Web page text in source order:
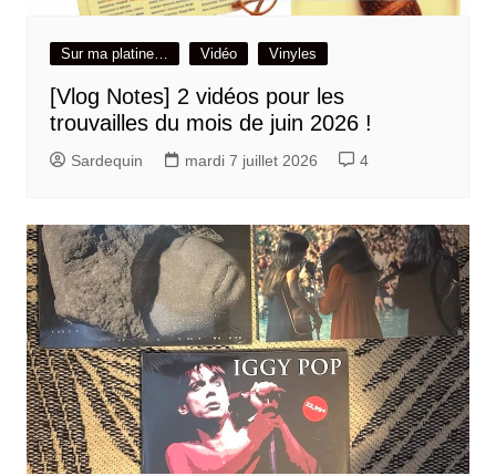
Sur ma platine… Vidéo Vinyles
[Vlog Notes] 2 vidéos pour les
trouvailles du mois de juin 2026 !
Sardequin mardi 7 juillet 2026 4